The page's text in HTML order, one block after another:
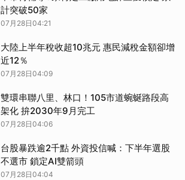
計突破50家
07月28日04:21
大陸上半年稅收超10兆元 惠民減稅金額卻增
近12％
07月28日04:09
雙環串聯八里、林口！105市道蜿蜒路段高
架化 拚2030年9月完工
07月28日04:06
台股暴跌逾2千點 外資投信喊：下半年選股
不選市 鎖定AI雙箭頭
07月28日04:04